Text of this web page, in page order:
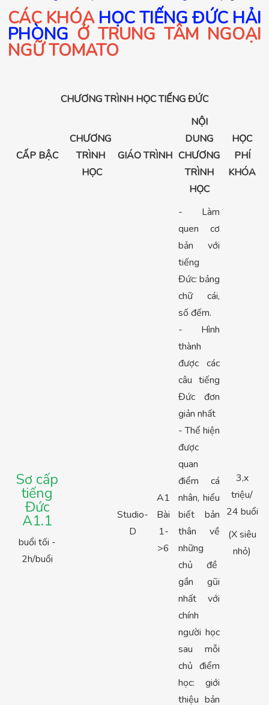
CÁC KHÓA HỌC TIẾNG ĐỨC HẢI
PHÒNG Ở TRUNG TÂM NGOẠI
NGỮ TOMATO
CHƯƠNG TRÌNH HỌC TIẾNG ĐỨC
CẤP BẬC
CHƯƠNG
TRÌNH
HỌC
GIÁO TRÌNH
NỘI
DUNG
CHƯƠNG
TRÌNH
HỌC
HỌC
PHÍ
KHÓA
Sơ cấp
tiếng
Đức
A1.1
buổi tối -
2h/buổi
Studio-
D
A1
Bài
1-
>6
- Làm
quen cơ
bản với
tiếng
Đức: bảng
chữ cái,
số đếm.
- Hình
thành
được các
câu tiếng
Đức đơn
giản nhất
- Thể hiện
được
quan
điểm cá
nhân, hiểu
biết bản
thân về
những
chủ đề
gần gũi
nhất với
chính
người học
sau mỗi
chủ điểm
học: giới
thiệu bản
3,x
triệu/
24 buổi
(X siêu
nhỏ)